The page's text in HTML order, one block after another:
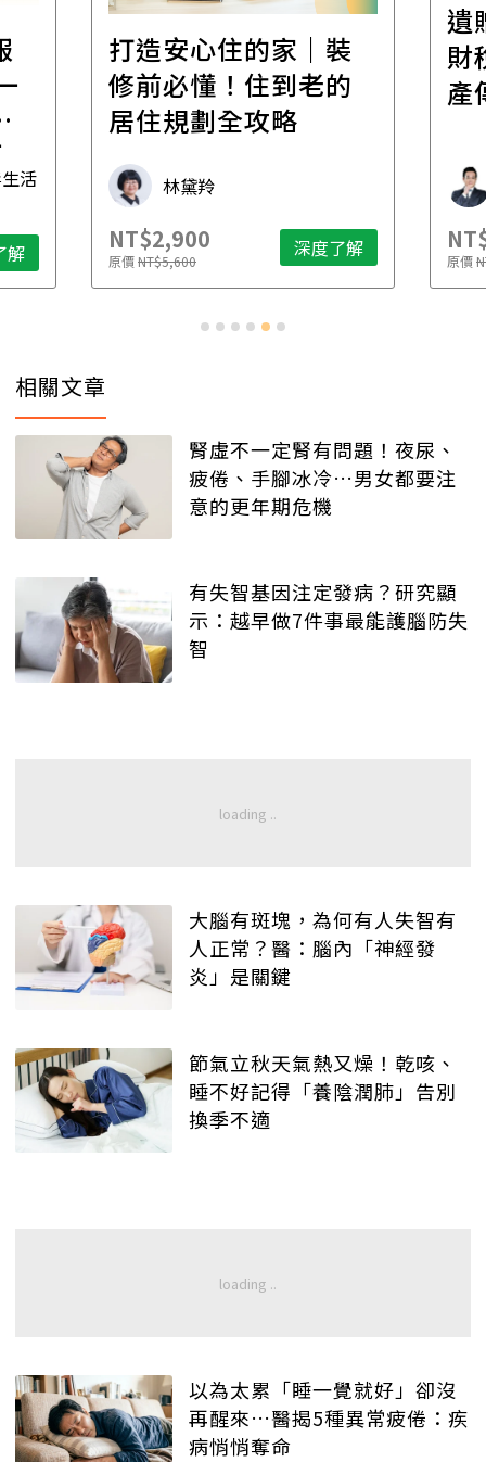
活
解
打造安心住的家｜裝
修前必懂！住到老的
居住規劃全攻略
林黛羚
NT$2,900
原價NT$5,600 深度了解
遺
財
產
原價
相關文章
腎虛不一定腎有問題！夜尿、
疲倦、手腳冰冷…男女都要注
意的更年期危機
有失智基因注定發病？研究顯
示：越早做7件事最能護腦防失
智
大腦有斑塊，為何有人失智有
人正常？醫：腦內「神經發
炎」是關鍵
節氣立秋天氣熱又燥！乾咳、
睡不好記得「養陰潤肺」告別
換季不適
以為太累「睡一覺就好」卻沒
再醒來…醫揭5種異常疲倦：疾
病悄悄奪命